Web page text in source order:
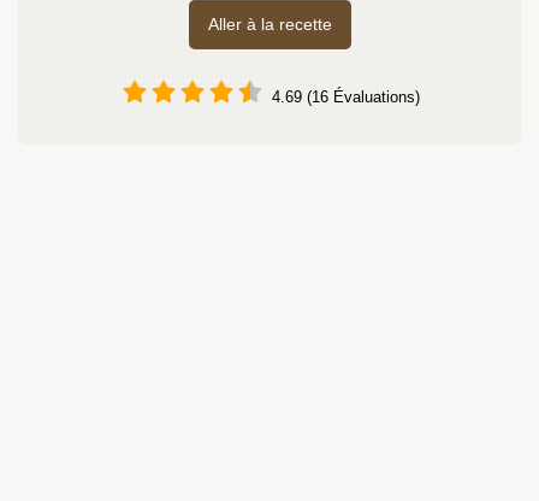
Aller à la recette
4.69 (16 Évaluations)